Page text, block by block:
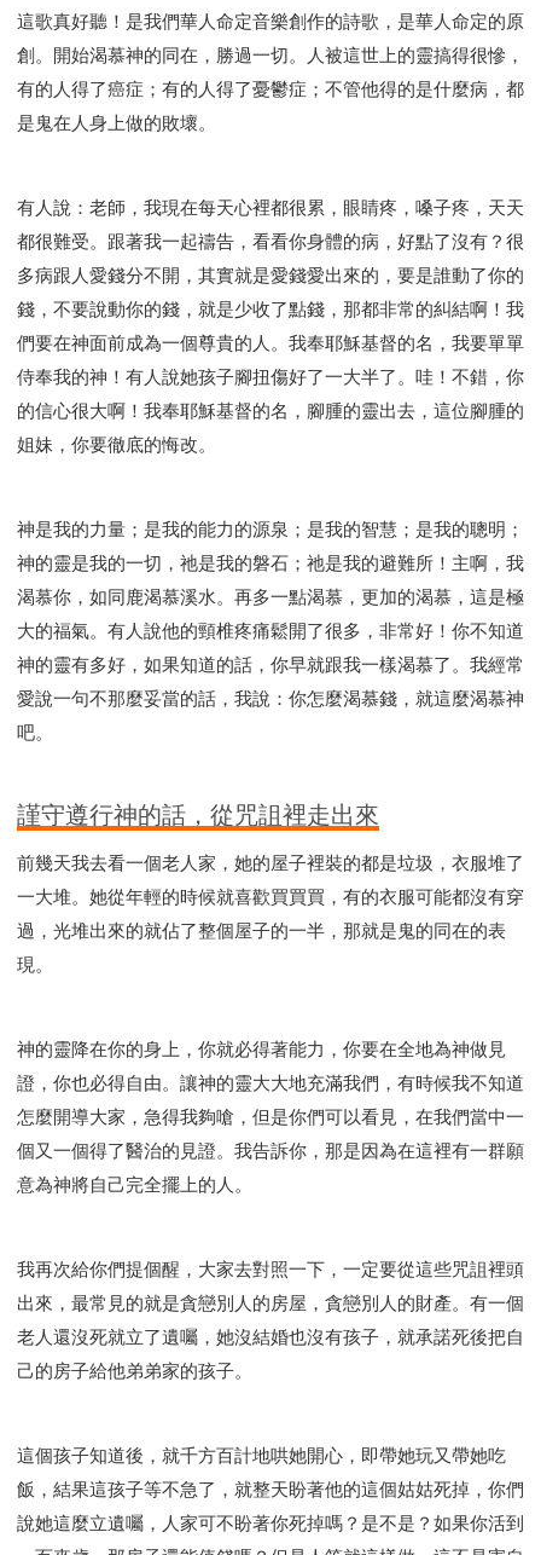
這歌真好聽！是我們華人命定音樂創作的詩歌，是華人命定的原
創。開始渴慕神的同在，勝過一切。人被這世上的靈搞得很慘，
有的人得了癌症；有的人得了憂鬱症；不管他得的是什麼病，都
是鬼在人身上做的敗壞。
有人說：老師，我現在每天心裡都很累，眼睛疼，嗓子疼，天天
都很難受。跟著我一起禱告，看看你身體的病，好點了沒有？很
多病跟人愛錢分不開，其實就是愛錢愛出來的，要是誰動了你的
錢，不要說動你的錢，就是少收了點錢，那都非常的糾結啊！我
們要在神面前成為一個尊貴的人。我奉耶穌基督的名，我要單單
侍奉我的神！有人說她孩子腳扭傷好了一大半了。哇！不錯，你
的信心很大啊！我奉耶穌基督的名，腳腫的靈出去，這位腳腫的
姐妹，你要徹底的悔改。
神是我的力量；是我的能力的源泉；是我的智慧；是我的聰明；
神的靈是我的一切，祂是我的磐石；祂是我的避難所！主啊，我
渴慕你，如同鹿渴慕溪水。再多一點渴慕，更加的渴慕，這是極
大的福氣。有人說他的頸椎疼痛鬆開了很多，非常好！你不知道
神的靈有多好，如果知道的話，你早就跟我一樣渴慕了。我經常
愛說一句不那麼妥當的話，我說：你怎麼渴慕錢，就這麼渴慕神
吧。
謹守遵行神的話，從咒詛裡走出來
前幾天我去看一個老人家，她的屋子裡裝的都是垃圾，衣服堆了
一大堆。她從年輕的時候就喜歡買買買，有的衣服可能都沒有穿
過，光堆出來的就佔了整個屋子的一半，那就是鬼的同在的表
現。
神的靈降在你的身上，你就必得著能力，你要在全地為神做見
證，你也必得自由。讓神的靈大大地充滿我們，有時候我不知道
怎麼開導大家，急得我夠嗆，但是你們可以看見，在我們當中一
個又一個得了醫治的見證。我告訴你，那是因為在這裡有一群願
意為神將自己完全擺上的人。
我再次給你們提個醒，大家去對照一下，一定要從這些咒詛裡頭
出來，最常見的就是貪戀別人的房屋，貪戀別人的財產。有一個
老人還沒死就立了遺囑，她沒結婚也沒有孩子，就承諾死後把自
己的房子給他弟弟家的孩子。
這個孩子知道後，就千方百計地哄她開心，即帶她玩又帶她吃
飯，結果這孩子等不急了，就整天盼著他的這個姑姑死掉，你們
說她這麼立遺囑，人家可不盼著你死掉嗎？是不是？如果你活到